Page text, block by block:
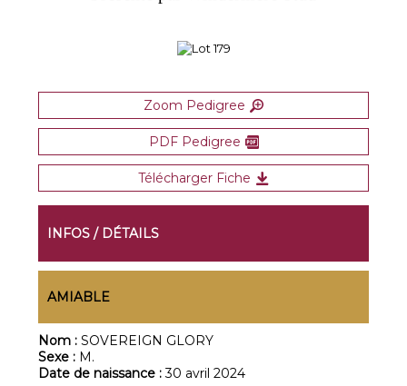
Zoom Pedigree
PDF Pedigree
Télécharger Fiche
INFOS / DÉTAILS
AMIABLE
Nom :SOVEREIGN GLORY
Sexe : M.
Date de naissance :30 avril 2024